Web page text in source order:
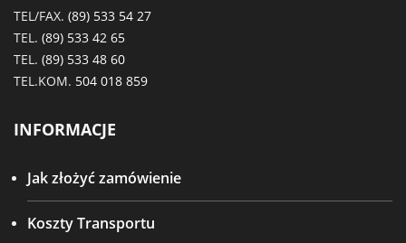
TEL/FAX. (89) 533 54 27
TEL. (89) 533 42 65
TEL. (89) 533 48 60
TEL.KOM. 504 018 859
INFORMACJE
Jak złożyć zamówienie
Koszty Transportu